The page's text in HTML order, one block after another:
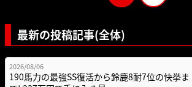
最新の投稿記事(全体)
2026/08/06
190馬力の最強SS復活から鈴鹿8耐7位の快挙ま